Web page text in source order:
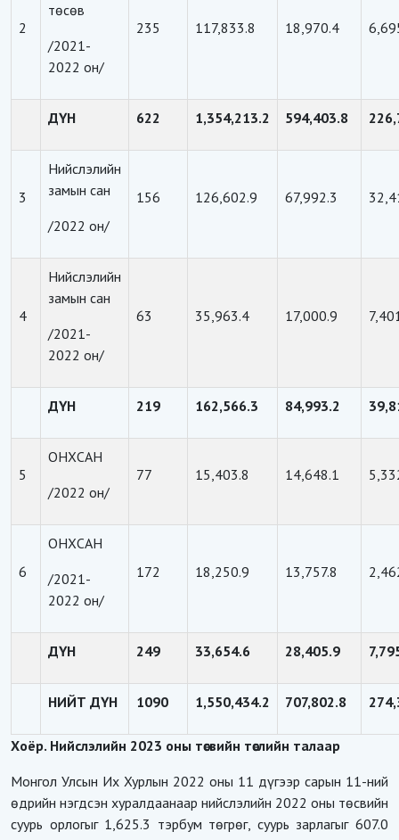
2
төсөв
/2021-
2022 он/
235 117,833.8 18,970.4
ДҮН 622 1,354,213.2 594,403.8
3
Нийслэлийн
замын сан
/2022 он/
156 126,602.9 67,992.3
4
Нийслэлийн
замын сан
/2021-
2022 он/
63 35,963.4 17,000.9
ДҮН 219 162,566.3 84,993.2
5
ОНХСАН
/2022 он/
77 15,403.8 14,648.1
6
ОНХСАН
/2021-
2022 он/
172 18,250.9 13,757.8
ДҮН 249 33,654.6 28,405.9
НИЙТ ДҮН 1090 1,550,434.2 707,802.8
Хоёр. Нийслэлийн 2023 оны төсвийн төслийн талаар
Монгол Улсын Их Хурлын 2022 оны 11 дүгээр сарын 11-ний
өдрийн нэгдсэн хуралдаанаар нийслэлийн 2022 оны төсвийн
суурь орлогыг 1,625.3 тэрбум төгрөг, суурь зарлагыг 607.0